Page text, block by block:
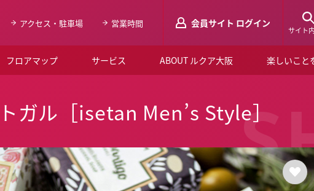
アクセス・駐車場 営業時間 会員サイト ログイン
サイト
フロアマップ サービス ABOUT ルクア大阪
会員登録はこちらから！
よくあるご質問
お知らせ
楽しいこと
ショップニュー
ルクアスタイ
特集
デジタルブッ
ガル［isetan Men’s Style］